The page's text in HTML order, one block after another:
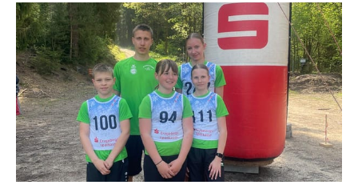
erreichte Leon Schneider (M5) Platz 5. In der